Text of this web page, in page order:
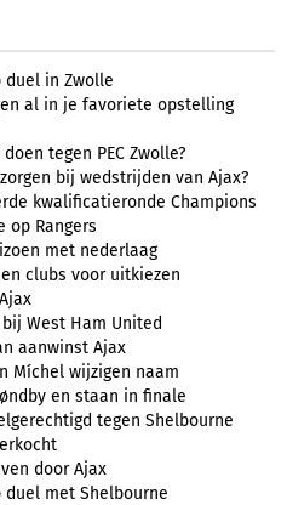
duel in Zwolle
al in je favoriete opstelling
tegen PEC Zwolle?
bij wedstrijden van Ajax?
kwalificatieronde Champions
op Rangers
met nederlaag
clubs voor uitkiezen
West Ham United
aanwinst Ajax
Míchel wijzigen naam
en staan in finale
tegen Shelbourne
door Ajax
duel met Shelbourne